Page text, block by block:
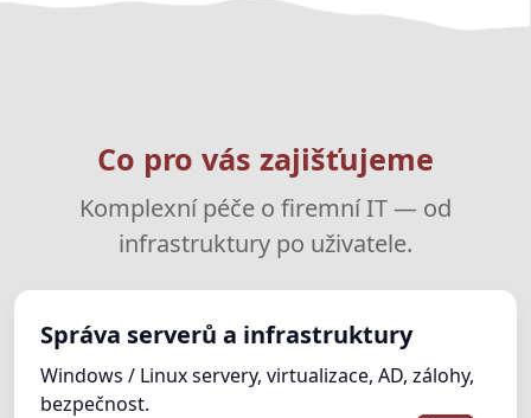
Co pro vás zajišťujeme
Komplexní péče o firemní IT — od
infrastruktury po uživatele.
Správa serverů a infrastruktury
Windows / Linux servery, virtualizace, AD, zálohy,
bezpečnost.